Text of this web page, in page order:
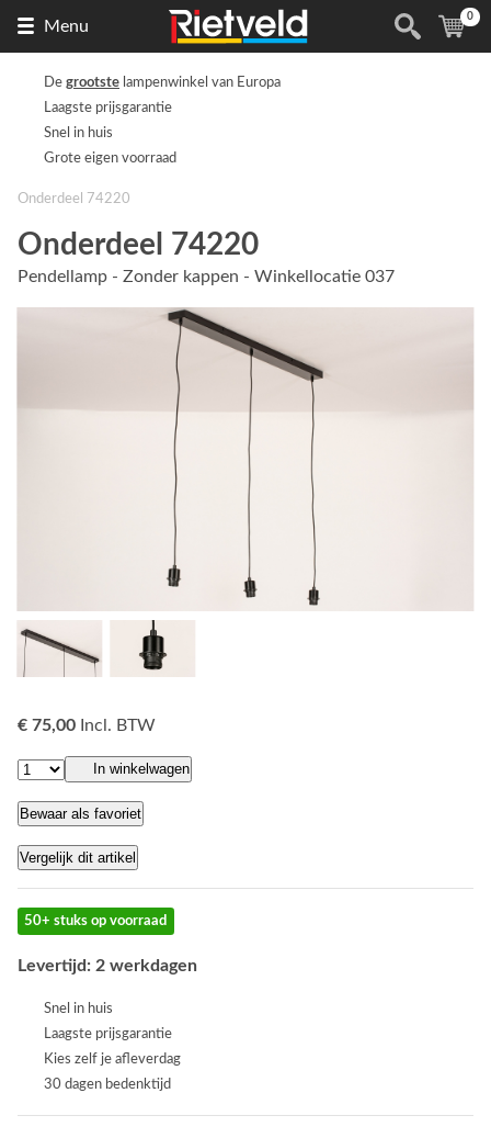
Menu
de
(
0
De grootste lampenwinkel van Europa
Laagste prijsgarantie
Snel in huis
Grote eigen voorraad
Onderdeel 74220
Onderdeel 74220
Pendellamp - Zonder kappen - Winkellocatie 037
€ 75,00 Incl. BTW
In winkelwagen
Bewaar als favoriet
Vergelijk dit artikel
50+ stuks op voorraad
Levertijd: 2 werkdagen
Snel in huis
Laagste prijsgarantie
Kies zelf je afleverdag
30 dagen bedenktijd